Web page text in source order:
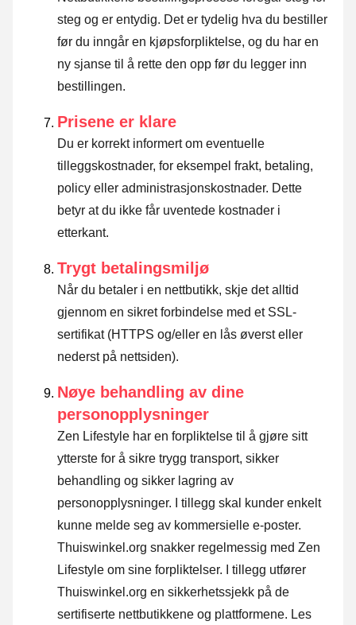
steg og er entydig. Det er tydelig hva du bestiller
før du inngår en kjøpsforpliktelse, og du har en
ny sjanse til å rette den opp før du legger inn
bestillingen.
Prisene er klare
Du er korrekt informert om eventuelle
tilleggskostnader, for eksempel frakt, betaling,
policy eller administrasjonskostnader. Dette
betyr at du ikke får uventede kostnader i
etterkant.
Trygt betalingsmiljø
Når du betaler i en nettbutikk, skje det alltid
gjennom en sikret forbindelse med et SSL-
sertifikat (HTTPS og/eller en lås øverst eller
nederst på nettsiden).
Nøye behandling av dine
personopplysninger
Zen Lifestyle har en forpliktelse til å gjøre sitt
ytterste for å sikre trygg transport, sikker
behandling og sikker lagring av
personopplysninger. I tillegg skal kunder enkelt
kunne melde seg av kommersielle e-poster.
Thuiswinkel.org snakker regelmessig med Zen
Lifestyle om sine forpliktelser. I tillegg utfører
Thuiswinkel.org en sikkerhetssjekk på de
sertifiserte nettbutikkene og plattformene. Les